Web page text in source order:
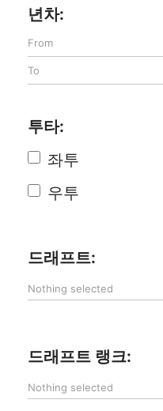
년차:
투타:
좌투
우투
드래프트:
Nothing selected
드래프트 랭크:
Nothing selected